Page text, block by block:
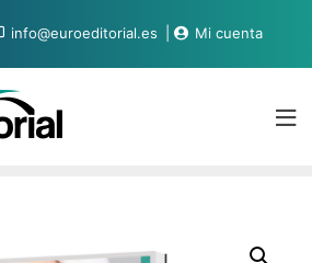
info@euroeditorial.es Mi cuenta